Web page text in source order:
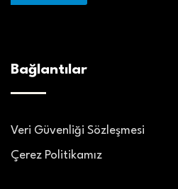
Bağlantılar
Veri Güvenliği Sözleşmesi
Çerez Politikamız